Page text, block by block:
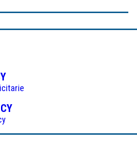
(APRE
IN
UNA
NUOVA
(APRE
UNA